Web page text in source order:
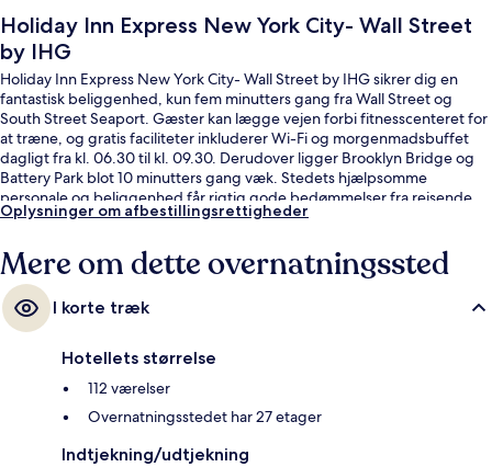
Holiday Inn Express New York City- Wall Street
by IHG
Holiday Inn Express New York City- Wall Street by IHG sikrer dig en
fantastisk beliggenhed, kun fem minutters gang fra Wall Street og
South Street Seaport. Gæster kan lægge vejen forbi fitnesscenteret for
at træne, og gratis faciliteter inkluderer Wi-Fi og morgenmadsbuffet
dagligt fra kl. 06.30 til kl. 09.30. Derudover ligger Brooklyn Bridge og
Battery Park blot 10 minutters gang væk. Stedets hjælpsomme
personale og beliggenhed får rigtig gode bedømmelser fra rejsende.
Overnatningsstedet ligger kun en kort gåtur fra offentlig transport: Wall
Subwaystation ligger 5 minutter derfra.
Oplysninger om afbestillingsrettigheder
Mere om dette overnatningssted
I korte træk
Hotellets størrelse
112 værelser
Overnatningsstedet har 27 etager
Indtjekning/udtjekning